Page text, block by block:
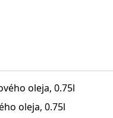
oleja, 0.75l